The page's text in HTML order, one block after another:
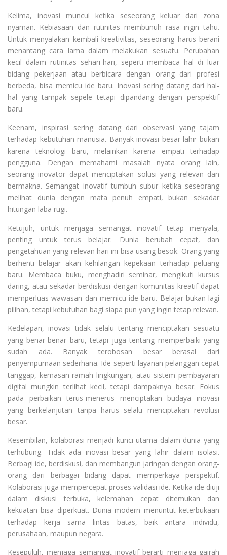
Kelima, inovasi muncul ketika seseorang keluar dari zona
nyaman. Kebiasaan dan rutinitas membunuh rasa ingin tahu.
Untuk menyalakan kembali kreativitas, seseorang harus berani
menantang cara lama dalam melakukan sesuatu. Perubahan
kecil dalam rutinitas sehari-hari, seperti membaca hal di luar
bidang pekerjaan atau berbicara dengan orang dari profesi
berbeda, bisa memicu ide baru. Inovasi sering datang dari hal-
hal yang tampak sepele tetapi dipandang dengan perspektif
baru.
Keenam, inspirasi sering datang dari observasi yang tajam
terhadap kebutuhan manusia. Banyak inovasi besar lahir bukan
karena teknologi baru, melainkan karena empati terhadap
pengguna. Dengan memahami masalah nyata orang lain,
seorang inovator dapat menciptakan solusi yang relevan dan
bermakna. Semangat inovatif tumbuh subur ketika seseorang
melihat dunia dengan mata penuh empati, bukan sekadar
hitungan laba rugi.
Ketujuh, untuk menjaga semangat inovatif tetap menyala,
penting untuk terus belajar. Dunia berubah cepat, dan
pengetahuan yang relevan hari ini bisa usang besok. Orang yang
berhenti belajar akan kehilangan kepekaan terhadap peluang
baru. Membaca buku, menghadiri seminar, mengikuti kursus
daring, atau sekadar berdiskusi dengan komunitas kreatif dapat
memperluas wawasan dan memicu ide baru. Belajar bukan lagi
pilihan, tetapi kebutuhan bagi siapa pun yang ingin tetap relevan.
Kedelapan, inovasi tidak selalu tentang menciptakan sesuatu
yang benar-benar baru, tetapi juga tentang memperbaiki yang
sudah ada. Banyak terobosan besar berasal dari
penyempurnaan sederhana. Ide seperti layanan pelanggan cepat
tanggap, kemasan ramah lingkungan, atau sistem pembayaran
digital mungkin terlihat kecil, tetapi dampaknya besar. Fokus
pada perbaikan terus-menerus menciptakan budaya inovasi
yang berkelanjutan tanpa harus selalu menciptakan revolusi
besar.
Kesembilan, kolaborasi menjadi kunci utama dalam dunia yang
terhubung. Tidak ada inovasi besar yang lahir dalam isolasi.
Berbagi ide, berdiskusi, dan membangun jaringan dengan orang-
orang dari berbagai bidang dapat memperkaya perspektif.
Kolaborasi juga mempercepat proses validasi ide. Ketika ide diuji
dalam diskusi terbuka, kelemahan cepat ditemukan dan
kekuatan bisa diperkuat. Dunia modern menuntut keterbukaan
terhadap kerja sama lintas batas, baik antara individu,
perusahaan, maupun negara.
Kesepuluh, menjaga semangat inovatif berarti menjaga gairah